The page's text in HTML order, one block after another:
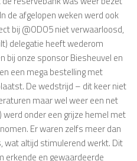
de afgelopen weken werd ook
bij @ODO5 niet verwaarloosd,
delegatie heeft wederom
bij onze sponsor Biesheuvel en
een mega bestelling met
De wedstrijd – dit keer niet
maar wel weer een net
werd onder een grijze hemel met
Er waren zelfs meer dan
wat altijd stimulerend werkt. Dit
erkende en gewaardeerde